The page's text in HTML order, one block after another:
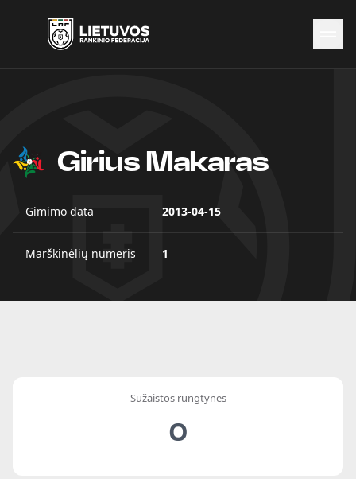
Naujienos
Čempionatai
KontaktaiGirius Makaras
Gimimo data 2013-04-15
Marškinėlių numeris 1
Sužaistos rungtynės
0